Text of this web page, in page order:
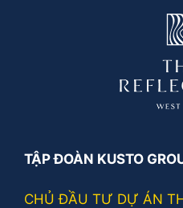
TẬP ĐOÀN KUSTO
CHỦ ĐẦU TƯ DỰ ÁN